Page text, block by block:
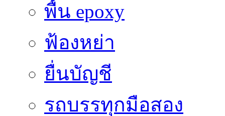
พื้น epoxy
ฟ้องหย่า
ยื่นบัญชี
รถบรรทุกมือสอง